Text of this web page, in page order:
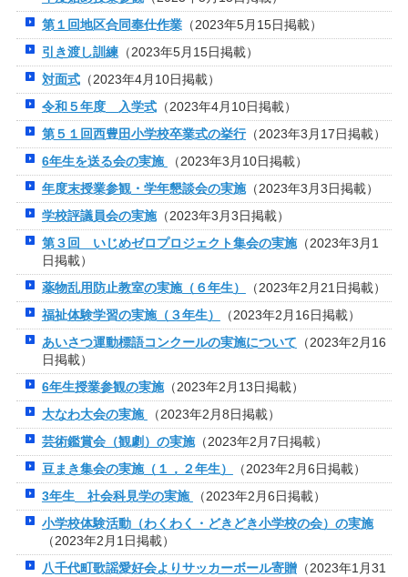
第１回地区合同奉仕作業（2023年5月15日掲載）
引き渡し訓練（2023年5月15日掲載）
対面式（2023年4月10日掲載）
令和５年度 入学式（2023年4月10日掲載）
第５１回西豊田小学校卒業式の挙行（2023年3月17日掲載）
6年生を送る会の実施
（2023年3月10日掲載）
年度末授業参観・学年懇談会の実施（2023年3月3日掲載）
学校評議員会の実施（2023年3月3日掲載）
第３回 いじめゼロプロジェクト集会の実施（2023年3月1
日掲載）
薬物乱用防止教室の実施（６年生）
（2023年2月21日掲載）
福祉体験学習の実施（３年生）
（2023年2月16日掲載）
あいさつ運動標語コンクールの実施について （2023年2月16
日掲載）
6年生授業参観の実施（2023年2月13日掲載）
大なわ大会の実施
（2023年2月8日掲載）
芸術鑑賞会（観劇）の実施（2023年2月7日掲載）
豆まき集会の実施（１，２年生）
（2023年2月6日掲載）
3年生 社会科見学の実施
（2023年2月6日掲載）
小学校体験活動（わくわく・どきどき小学校の会）の実施
（2023年2月1日掲載）
八千代町歌謡愛好会よりサッカーボール寄贈（2023年1月31